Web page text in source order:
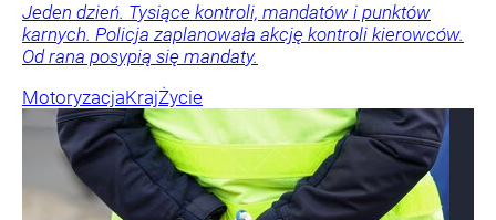
Jeden dzień. Tysiące kontroli, mandatów i punktów
karnych. Policja zaplanowała akcję kontroli kierowców.
Od rana posypią się mandaty.
MotoryzacjaKrajŻycie